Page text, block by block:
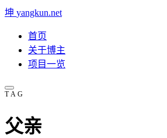
坤 yangkun.net
首页
关于博主
项目一览
TAG
父亲